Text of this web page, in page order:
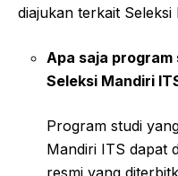
diajukan terkait Seleksi
Apa saja
Seleksi Mandiri
Program studi
Mandiri ITS dapat